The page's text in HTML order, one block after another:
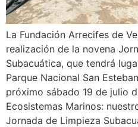
La Fundación Arrecifes de
realización de la novena
Subacuática, que tendrá
Parque Nacional San
próximo sábado 19 de julio
Ecosistemas Marinos:
Jornada de Limpieza